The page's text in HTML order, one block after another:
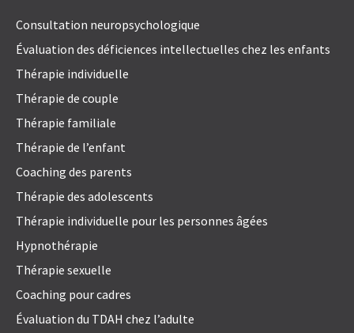
Consultation neuropsychologique
Évaluation des déficiences intellectuelles chez les enfants
Thérapie individuelle
Thérapie de couple
Thérapie familiale
Thérapie de l’enfant
Coaching des parents
Thérapie des adolescents
Thérapie individuelle pour les personnes âgées
Hypnothérapie
Thérapie sexuelle
Coaching pour cadres
Évaluation du TDAH chez l’adulte